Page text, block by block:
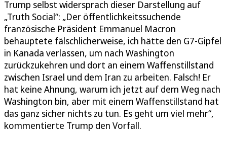
Trump selbst widersprach dieser Darstellung auf
„Truth Social“: „Der öffentlichkeitssuchende
französische Präsident Emmanuel Macron
behauptete fälschlicherweise, ich hätte den G7-Gipfel
in Kanada verlassen, um nach Washington
zurückzukehren und dort an einem Waffenstillstand
zwischen Israel und dem Iran zu arbeiten. Falsch! Er
hat keine Ahnung, warum ich jetzt auf dem Weg nach
Washington bin, aber mit einem Waffenstillstand hat
das ganz sicher nichts zu tun. Es geht um viel mehr“,
kommentierte Trump den Vorfall.